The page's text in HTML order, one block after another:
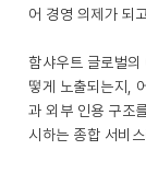
어 경영 의제가 되
함샤우트 글로벌
떻게 노출되는지,
과 외부 인용 구조
시하는 종합 서비